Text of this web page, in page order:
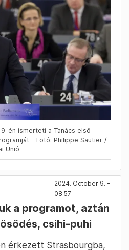
én ismerteti a Tanács első
– Fotó: Philippe Sautier /
Unió
2024. October 9. –
08:57
a programot, aztán
csihi-puhi
érkezett Strasbourgba,